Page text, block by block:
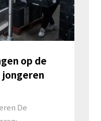
op de
De